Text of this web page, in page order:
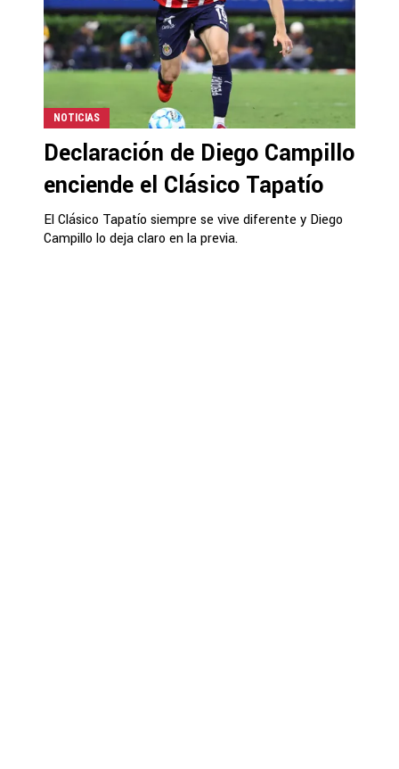
NOTICIAS
Declaración de Diego Campillo
enciende el Clásico Tapatío
El Clásico Tapatío siempre se vive diferente y Diego
Campillo lo deja claro en la previa.